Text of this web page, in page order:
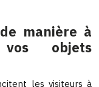
manière à
objets
les visiteurs à